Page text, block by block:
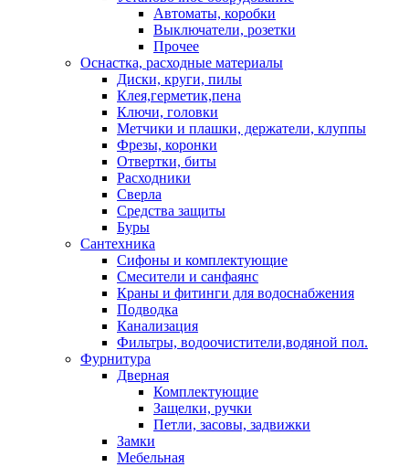
Автоматы, коробки
Выключатели, розетки
Прочее
Оснастка, расходные материалы
Диски, круги, пилы
Клея,герметик,пена
Ключи, головки
Метчики и плашки, держатели, клуппы
Фрезы, коронки
Отвертки, биты
Расходники
Сверла
Средства защиты
Буры
Сантехника
Сифоны и комплектующие
Смесители и санфаянс
Краны и фитинги для водоснабжения
Подводка
Канализация
Фильтры, водоочистители,водяной пол.
Фурнитура
Дверная
Комплектующие
Защелки, ручки
Петли, засовы, задвижки
Замки
Мебельная